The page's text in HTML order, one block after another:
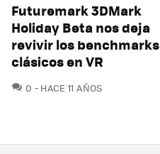
Futuremark 3DMark
Holiday Beta nos deja
revivir los benchmarks
clásicos en VR
0 COMENTARIOS
HACE 11 AÑOS